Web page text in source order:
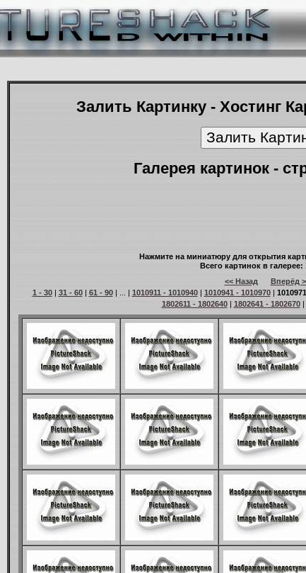
Залить Картинку - Хостинг
Галерея картинок -
Нажмите на миниатюру для открытия
Всего картинок в галерее:
<< Назад
Вперёд
1 - 30| 31 - 60| 61 - 90| ... | 1010911 - 1010940| 1010941 - 1010970|
1802611 - 1802640| 1802641 - 1802670|